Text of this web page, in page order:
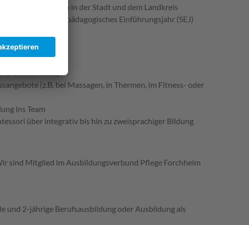
und Kinderhorten in der Stadt und dem Landkreis
Dein Sozialpädagogisches Einführungsjahr (SEJ)
und Silvester)
(z.B. bei Massagen, in Thermen, im Fitness- oder
ins Team
über integrativ bis hin zu zweisprachiger Bildung
sind Mitglied im Ausbildungsverbund Pflege Forchheim
und 2-jährige Berufsausbildung oder Ausbildung als